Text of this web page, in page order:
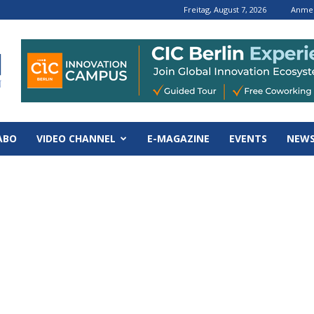
Freitag, August 7, 2026
VIDEO CHANNEL E-MAGAZINE EVENTS